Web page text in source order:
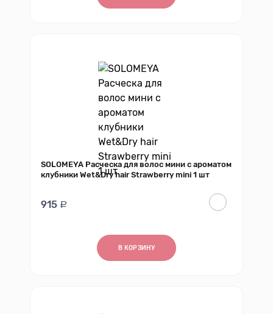
SOLOMEYA Расческа для волос мини с ароматом
клубники Wet&Dry hair Strawberry mini 1 шт
915
В КОРЗИНУ